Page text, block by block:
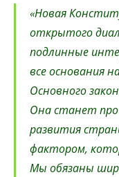
«Новая
открытого
подлинные
все основания
Основного
Она станет
развития
фактором,
Мы обязаны